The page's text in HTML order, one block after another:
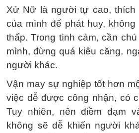
Xử Nữ là người tự cao, thích
của mình để phát huy,
thấp. Trong tình cảm, cần
mình, đừng quá kiêu căng,
người khác.
Vận may sự nghiệp tốt hơn
việc dễ được công nhận, có
Tuy nhiên, nên điềm đạm
không sẽ dễ khiến người